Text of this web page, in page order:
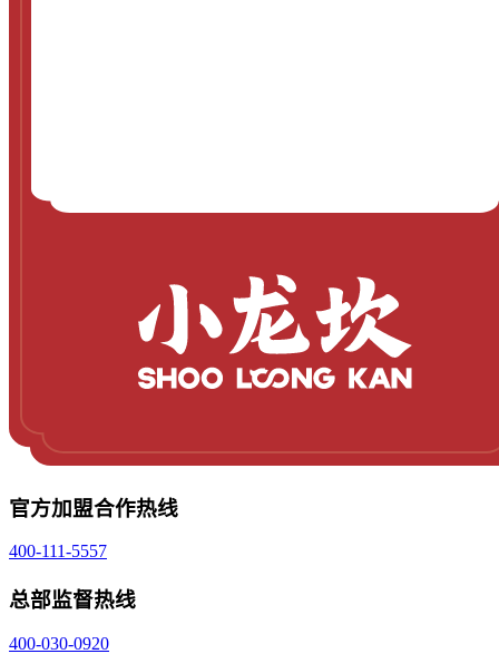
官方加盟合作热线
400-111-5557
总部监督热线
400-030-0920